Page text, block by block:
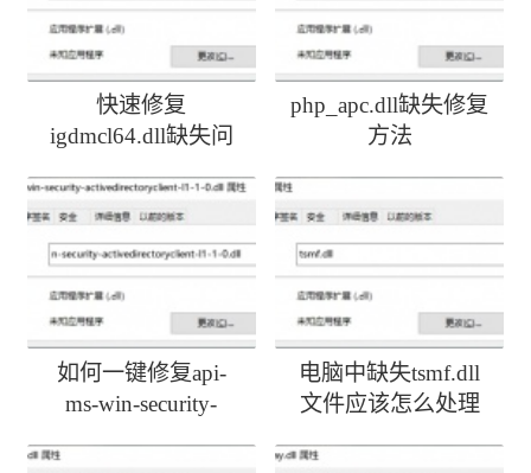
快速修复
igdmcl64.dll缺失问
php_apc.dll缺失修复
方法
如何一键修复api-
ms-win-security-
电脑中缺失tsmf.dll
文件应该怎么处理